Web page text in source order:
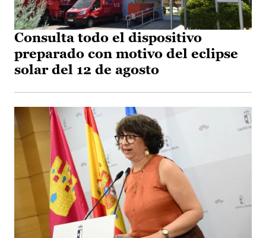
Consulta todo el dispositivo
preparado con motivo del eclipse
solar del 12 de agosto